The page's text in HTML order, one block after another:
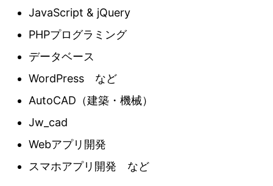
JavaScript & jQuery
PHPプログラミング
データベース
WordPress など
AutoCAD（建築・機械）
Jw_cad
Webアプリ開発
スマホアプリ開発 など